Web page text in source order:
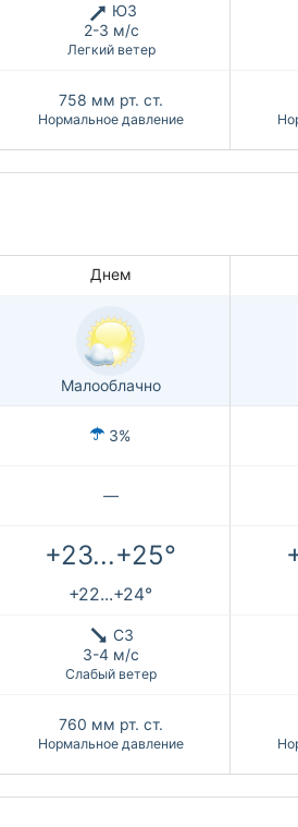
ЮЗ
2-3 м/с
Легкий ветер
758 мм рт. ст.
Нормальное давление
Днем
Малооблачно
3%
—
+23...+25°
+22...+24°
СЗ
3-4 м/с
Слабый ветер
760 мм рт. ст.
Нормальное давление